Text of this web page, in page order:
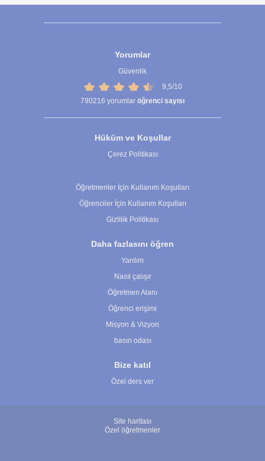
Yorumlar
Güvenlik
9,5/10
790216 yorumlar öğrenci sayısı
Hüküm ve Koşullar
Çerez Politikası
Öğretmenler İçin Kullanım Koşulları
Öğrenciler İçin Kullanım Koşulları
Gizlilik Politikası
Daha fazlasını öğren
Yardım
Nasıl çalışır
Öğretmen Alanı
Öğrenci erişimi
Misyon & Vizyon
basın odası
Bize katıl
Özel ders ver
Site haritası
Özel öğretmenler